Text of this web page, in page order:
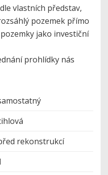
vlastních představ,
pozemek přímo
jako investiční
prohlídky nás
rekonstrukcí